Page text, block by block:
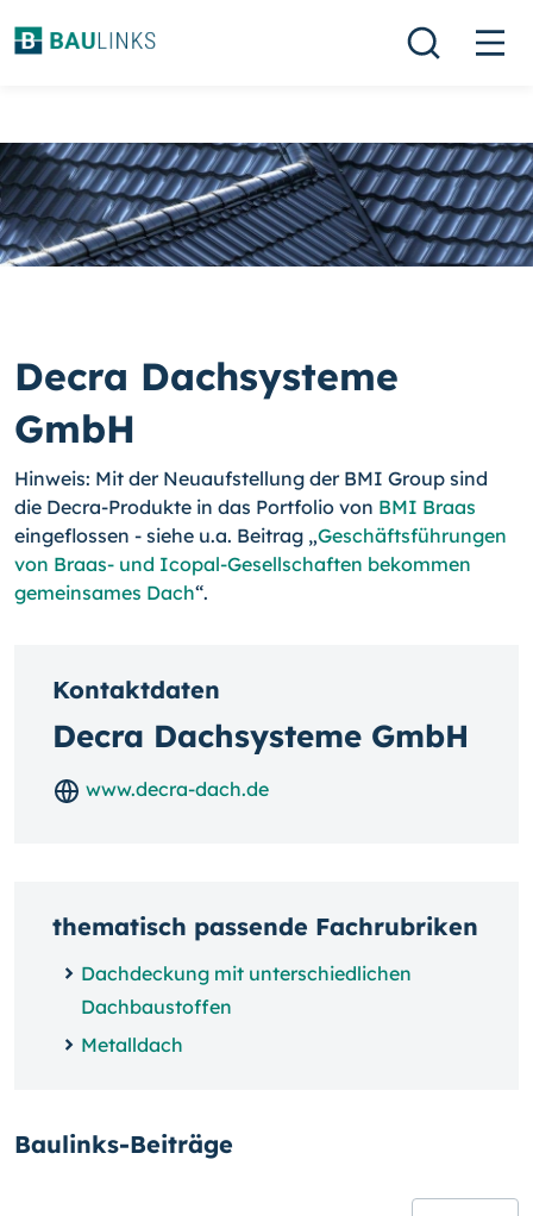
Decra Dachsysteme
GmbH
Hinweis: Mit der Neuaufstellung der BMI Group sind
die Decra-Produkte in das Portfolio von BMI Braas
eingeflossen - siehe u.a. Beitrag „Geschäftsführungen
von Braas- und Icopal-Gesellschaften bekommen
gemeinsames Dach“.
Kontaktdaten
Decra Dachsysteme GmbH
www.decra-dach.de
thematisch passende Fachrubriken
Dachdeckung mit unterschiedlichen
Dachbaustoffen
Metalldach
Baulinks-Beiträge